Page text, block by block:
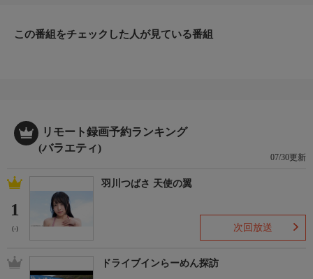
この番組をチェックした人が見ている番組
リモート録画予約ランキング
(バラエティ)
07/30更新
1
(-)
羽川つばさ 天使の翼
次回放送
ドライブインらーめん探訪